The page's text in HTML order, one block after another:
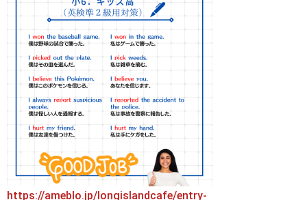
https://ameblo.jp/longislandcafe/entry-